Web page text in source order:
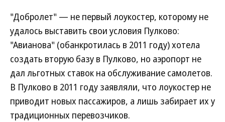
"Добролет" — не первый лоукостер, которому не
удалось выставить свои условия Пулково:
"Авианова" (обанкротилась в 2011 году) хотела
создать вторую базу в Пулково, но аэропорт не
дал льготных ставок на обслуживание самолетов.
В Пулково в 2011 году заявляли, что лоукостер не
приводит новых пассажиров, а лишь забирает их у
традиционных перевозчиков.